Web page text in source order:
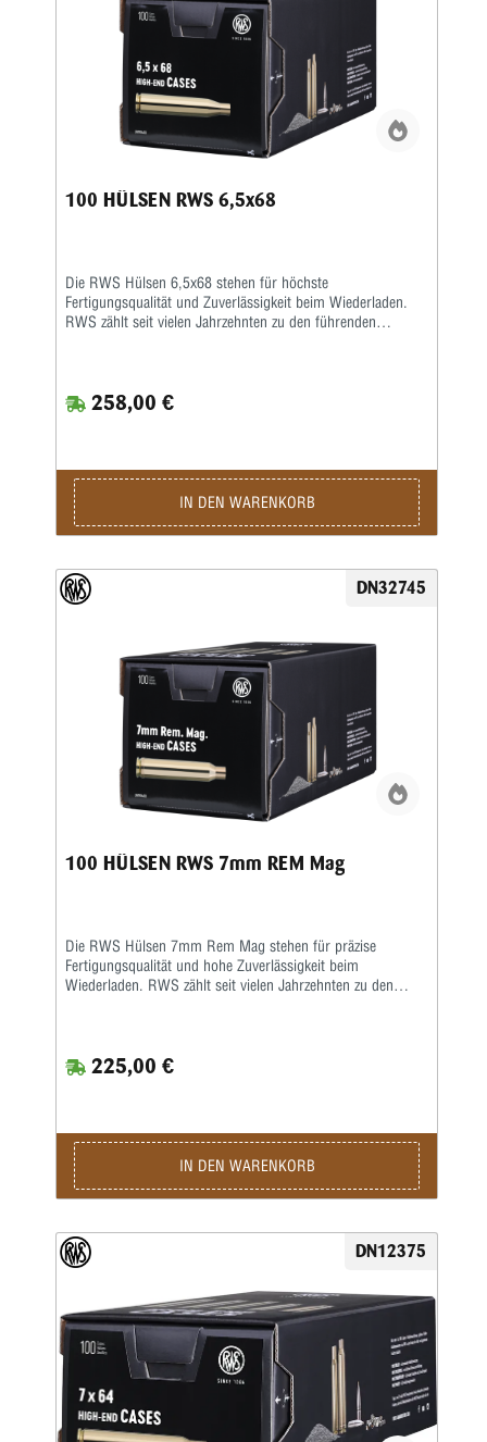
anspruchsvolle Wiederlader, die Wert auf gleichbleibende
Qualität und präzise Ergebnisse legen. Wer hochwertige
Komponenten für seine Munition sucht, trifft mit RWS
Hülsen 6,5x57 R eine zuverlässige Wahl für präzises
Wiederladen im beliebten Jagdkaliber 6,5x57 R.
100 HÜLSEN RWS 6,5x68
Die RWS Hülsen 6,5x68 stehen für höchste
Fertigungsqualität und Zuverlässigkeit beim Wiederladen.
RWS zählt seit vielen Jahrzehnten zu den führenden
Sportschützen schätzen die gleichmäßige Materialstärke und
die exakte Maßhaltigkeit dieser hochwertigen Hülsen.
präzise und zuverlässige Laborierungen. Die präzise
Hülsengeometrie sorgt für eine sichere Zündung sowie
gleichmäßige Gasdrücke, was sich positiv auf die
Schussleistung und Wiederholgenauigkeit auswirkt.
Lebensdauer und ermöglicht eine mehrfache
Wiederverwendung beim Wiederladen. Dank der sauberen
Dadurch eignen sie sich ideal für anspruchsvolle
Wiederlader, die Wert auf gleichbleibende Qualität und
präzise Ergebnisse legen. Wer hochwertige Komponenten
für seine Munition sucht, trifft mit RWS Hülsen 6,5x68 eine
zuverlässige Wahl für präzises Wiederladen im
leistungsstarken Kaliber 6,5x68.
258,00 €
IN DEN WARENKORB
DN32745
100 HÜLSEN RWS 7mm REM Mag
Die RWS Hülsen 7mm Rem Mag stehen für präzise
Fertigungsqualität und hohe Zuverlässigkeit beim
Wiederladen. RWS zählt seit vielen Jahrzehnten zu den
und Sportschützen vertrauen auf die exakte Maßhaltigkeit
und die gleichmäßige Materialstruktur dieser hochwertigen
Mag eine optimale Grundlage für präzise und zuverlässige
Laborierungen. Die präzise Hülsengeometrie sorgt für eine
sichere Zündung sowie gleichmäßige Gasdrücke, wodurch
eine konstante Schussleistung erreicht werden kann.
Lebensdauer und eine mehrfache Nutzung der Hülsen beim
Wiederladen. Die hochwertige Verarbeitung erleichtert das
7mm Rem Mag deutlich. Dadurch eignen sich diese Hülsen
ideal für anspruchsvolle Wiederlader, die Wert auf konstante
Qualität und präzise Ergebnisse legen. Mit 100 RWS Hülsen
7mm Rem Mag erhalten Sie zuverlässige
Wiederladekomponenten, die eine hervorragende Basis für
leistungsstarke Munition im beliebten Kaliber 7mm
Remington Magnum bieten.
225,00 €
IN DEN WARENKORB
DN12375